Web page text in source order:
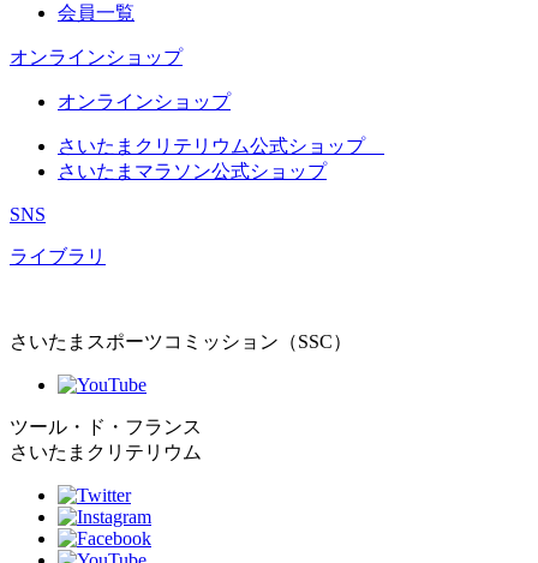
会員一覧
オンラインショップ
オンラインショップ
さいたまクリテリウム公式ショップ
さいたまマラソン公式ショップ
SNS
ライブラリ
さいたまスポーツコミッション（SSC）
ツール・ド・フランス
さいたまクリテリウム